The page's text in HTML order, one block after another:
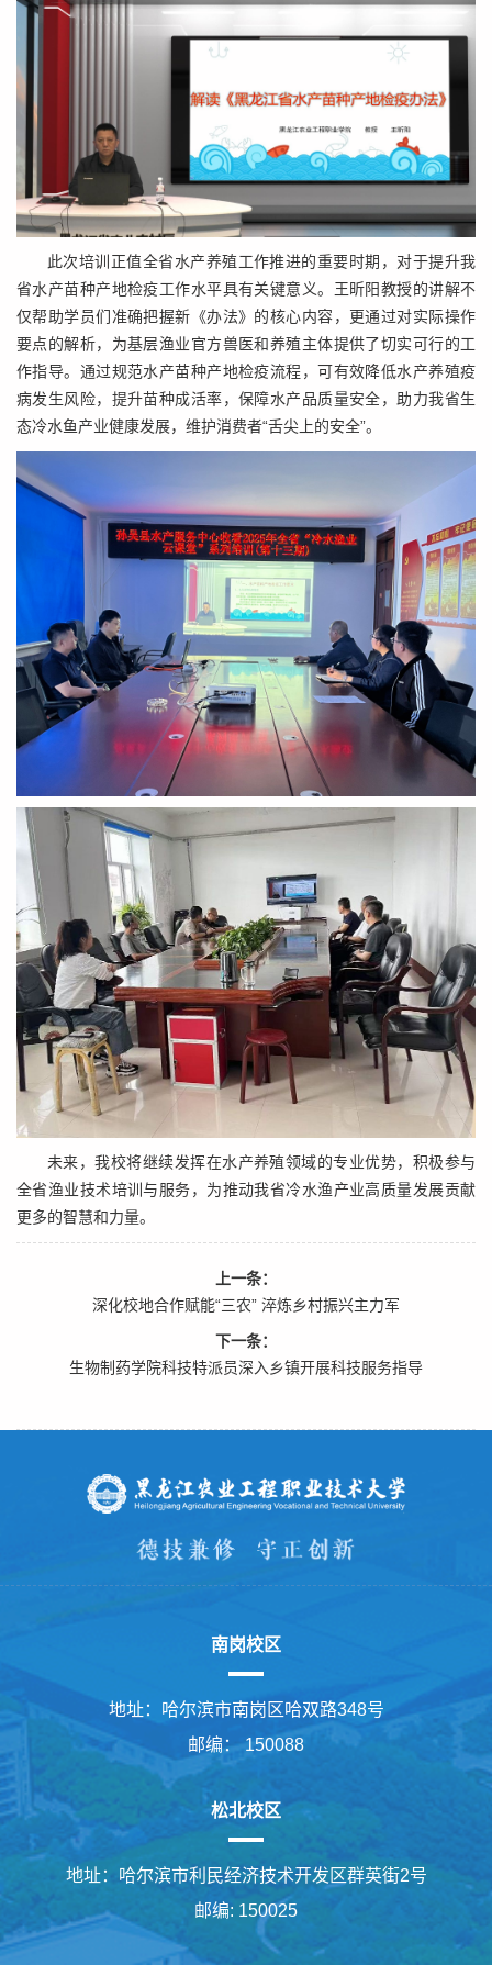
此次培训正值全省水产养殖工作推进的重要时期，对于提升我
省水产苗种产地检疫工作水平具有关键意义。王昕阳教授的讲解不
仅帮助学员们准确把握新《办法》的核心内容，更通过对实际操作
要点的解析，为基层渔业官方兽医和养殖主体提供了切实可行的工
作指导。通过规范水产苗种产地检疫流程，可有效降低水产养殖疫
病发生风险，提升苗种成活率，保障水产品质量安全，助力我省生
态冷水鱼产业健康发展，维护消费者“舌尖上的安全”。
未来，我校将继续发挥在水产养殖领域的专业优势，积极参与
全省渔业技术培训与服务，为推动我省冷水渔产业高质量发展贡献
更多的智慧和力量。
上一条：
深化校地合作赋能“三农” 淬炼乡村振兴主力军
下一条：
生物制药学院科技特派员深入乡镇开展科技服务指导
南岗校区
地址：哈尔滨市南岗区哈双路348号
邮编： 150088
松北校区
地址：哈尔滨市利民经济技术开发区群英街2号
邮编: 150025